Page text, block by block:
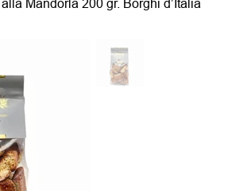
Mandorla 200 gr. Borghi d’Italia